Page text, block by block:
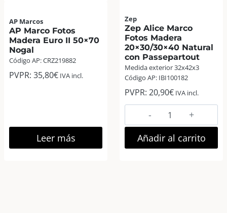
AP Marcos
AP Marco Fotos
Madera Euro II 50×70
Nogal
Código AP: CRZ219882
PVPR: 35,80€ IVA incl.
Leer más
Zep
Zep Alice Marco
Fotos Madera
20×30/30×40 Natural
con Passepartout
Medida exterior 32x42x3
Código AP: IBI100182
PVPR: 20,90€ IVA incl.
Zep
Alice
Marco
Fotos
Añadir al carrito